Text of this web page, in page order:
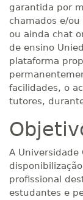
garantida por
chamados e/
ou ainda chat
de ensino
plataforma
facilidades, o
tutores,
A
profissional
estudantes e